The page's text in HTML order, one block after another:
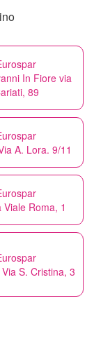
In Fiore via
89
A. Lora. 9/11
Viale Roma, 1
S. Cristina, 3